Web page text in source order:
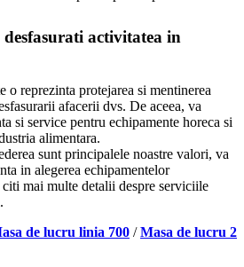
activitatea in
o reprezinta protejarea si mentinerea
afacerii dvs. De aceea, va
si service pentru echipamente horeca si
alimentara.
sunt principalele noastre valori, va
in alegerea echipamentelor
mai multe detalii despre serviciile
de lucru linia 700 /Masa de lucru 2